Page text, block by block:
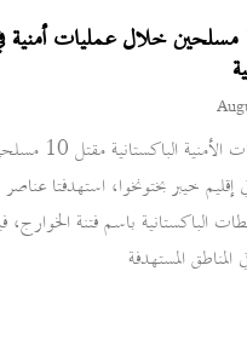
مقتل 10 مسلحين خلال عمليات
أعلنت القوات
إقليم خيبر بختونخوا، استهدفتا
الباكستانية باسم فتنة